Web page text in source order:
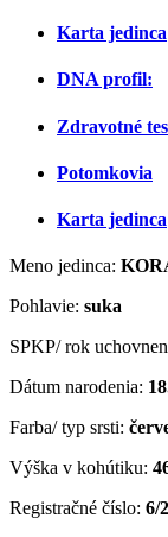
Karta jedinca
DNA profil:
Zdravotné
Potomkovia
Karta jedinca
Meno jedinca:
Pohlavie: suka
SPKP/ rok
Dátum narodenia:
Farba/ typ srsti:
Výška v kohútiku:
Registračné číslo: 6/